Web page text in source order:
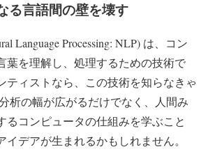
る言語間の壁を壊す
Language Processing: NLP) は、コン
葉を理解し、処理するための技術で
ティストなら、この技術を知らなきゃ
析の幅が広がるだけでなく、人間み
るコンピュータの仕組みを学ぶこと
イデアが生まれるかもしれません。